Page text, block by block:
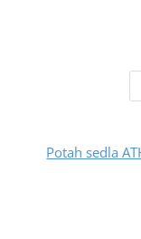
Potah sedla